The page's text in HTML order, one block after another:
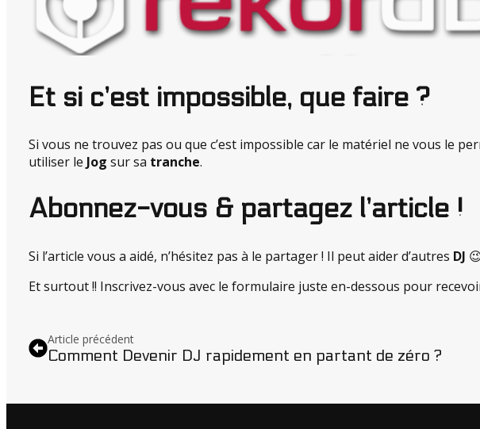
Et si c’est impossible, que faire ?
Si vous ne trouvez pas ou que c’est impossible car le matériel ne vous le
utiliser le Jog sur sa tranche.
Abonnez-vous & partagez l’article !
Si l’article vous a aidé, n’hésitez pas à le partager ! Il peut aider d’autres DJ
Et surtout !! Inscrivez-vous avec le formulaire juste en-dessous pour
Article précédent
Comment Devenir DJ rapidement en partant de zéro ?